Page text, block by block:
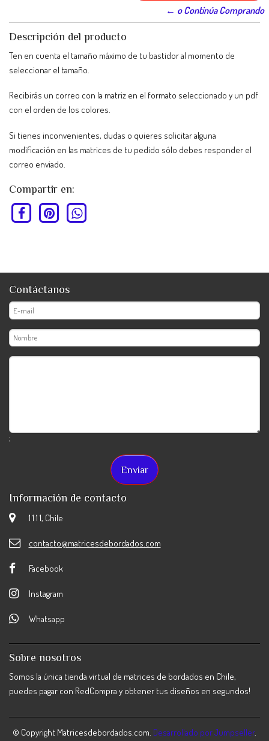
← o Continúa Comprando
Descripción del producto
Ten en cuenta el tamaño máximo de tu bastidor al momento de
seleccionar el tamaño.
Recibirás un correo con la matriz en el formato seleccionado y un pdf
con el orden de los colores.
Si tienes inconvenientes, dudas o quieres solicitar alguna
modificación en las matrices de tu pedido sólo debes responder el
correo enviado.
Compartir en:
Contáctanos
;
Información de contacto
1 1 1 1, Chile
contacto@matricesdebordados.com
Facebook
Instagram
Whatsapp
Sobre nosotros
Somos la única tienda virtual de matrices de bordados en Chile,
puedes pagar con RedCompra y obtener tus diseños en segundos!
© Copyright Matricesdebordados.com. Desarrollado por Jumpseller.